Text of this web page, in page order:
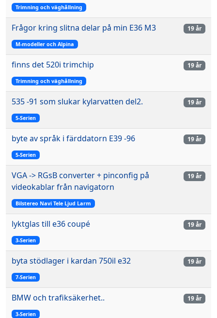
Trimning och väghållning
Frågor kring slitna delar på min E36 M3
M-modeller och Alpina
19 år
finns det 520i trimchip
Trimning och väghållning
19 år
535 -91 som slukar kylarvatten del2.
5-Serien
19 år
byte av språk i färddatorn E39 -96
5-Serien
19 år
VGA -> RGsB converter + pinconfig på
videokablar från navigatorn
Bilstereo Navi Tele Ljud Larm
19 år
lyktglas till e36 coupé
3-Serien
19 år
byta stödlager i kardan 750il e32
7-Serien
19 år
BMW och trafiksäkerhet..
3-Serien
19 år